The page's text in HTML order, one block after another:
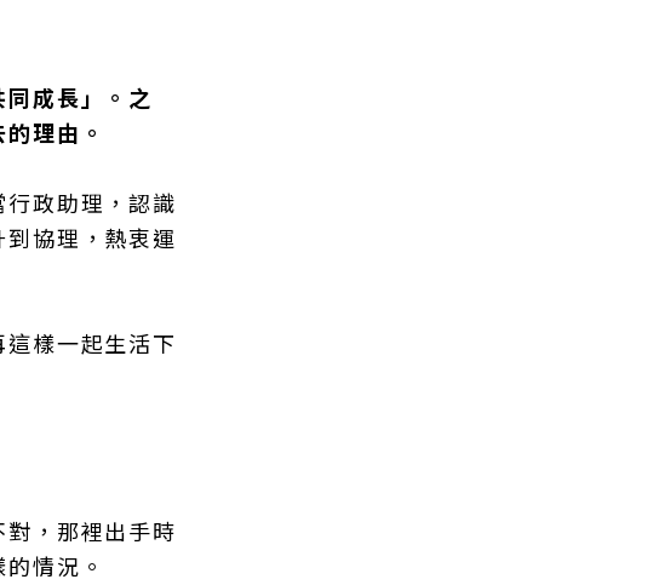
成長」。之
理由。
政助理，認識
協理，熱衷運
樣一起生活下
，那裡出手時
情況。